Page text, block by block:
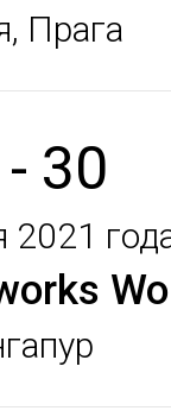
Прага
30
2021